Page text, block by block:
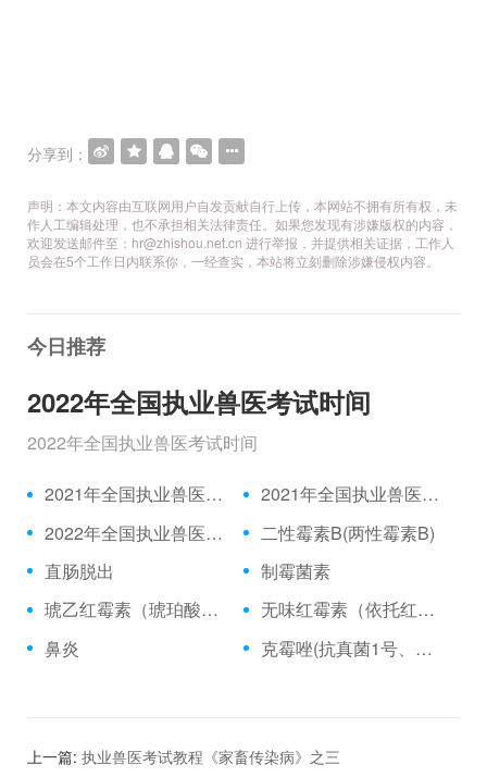
分享到：
声明：本文内容由互联网用户自发贡献自行上传，本网站不拥有所有权，未
作人工编辑处理，也不承担相关法律责任。如果您发现有涉嫌版权的内容，
欢迎发送邮件至：hr@zhishou.net.cn 进行举报，并提供相关证据，工作人
员会在5个工作日内联系你，一经查实，本站将立刻删除涉嫌侵权内容。
今日推荐
2022年全国执业兽医考试时间
2022年全国执业兽医考试时间
2021年全国执业兽医资格考试成绩公布时间、合格分数线
2021年全国执业兽医资格考试真题
2022年全国执业兽医考试时间
二性霉素B(两性霉素B)
直肠脱出
制霉菌素
琥乙红霉素（琥珀酸红霉素、乙琥红霉素）
无味红霉素（依托红霉素）
鼻炎
克霉唑(抗真菌1号、三苯甲咪唑)
上一篇: 执业兽医考试教程《家畜传染病》之三